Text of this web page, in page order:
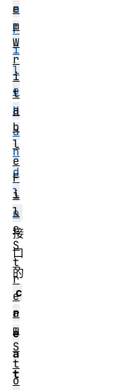
m
F
i
l
e
H
a
n
d
l
e
接
口
的
c
r
e
a
t
e
m
W
r
i
t
a
b
l
e
F
i
l
e
S
t
r
e
a
m
S
t
o